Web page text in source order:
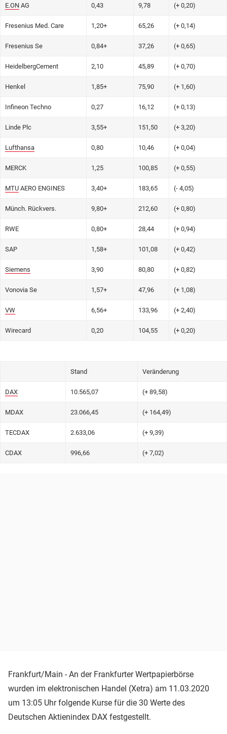
E.ONAG 0,43 9,78 (+ 0,20)
Fresenius Med. Care 1,20+ 65,26 (+ 0,14)
Fresenius Se 0,84+ 37,26 (+ 0,65)
HeidelbergCement 2,10 45,89 (+ 0,70)
Henkel 1,85+ 75,90 (+ 1,60)
Infineon Techno 0,27 16,12 (+ 0,13)
Linde Plc 3,55+ 151,50 (+ 3,20)
Lufthansa 0,80 10,46 (+ 0,04)
MERCK 1,25 100,85 (+ 0,55)
MTUAERO ENGINES 3,40+ 183,65 (- 4,05)
Münch. Rückvers. 9,80+ 212,60 (+ 0,80)
RWE 0,80+ 28,44 (+ 0,94)
SAP 1,58+ 101,08 (+ 0,42)
Siemens 3,90 80,80 (+ 0,82)
Vonovia Se 1,57+ 47,96 (+ 1,08)
VW 6,56+ 133,96 (+ 2,40)
Wirecard 0,20 104,55 (+ 0,20)
Stand Veränderung
DAX 10.565,07 (+ 89,58)
MDAX 23.066,45 (+ 164,49)
TECDAX 2.633,06 (+ 9,39)
CDAX 996,66 (+ 7,02)
Frankfurt/Main - An der Frankfurter Wertpapierbörse
wurden im elektronischen Handel (Xetra) am 11.03.2020
um 13:05 Uhr folgende Kurse für die 30 Werte des
Deutschen Aktienindex DAX festgestellt.